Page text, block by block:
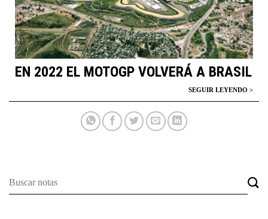
EN 2022 EL MOTOGP VOLVERÁ A BRASIL